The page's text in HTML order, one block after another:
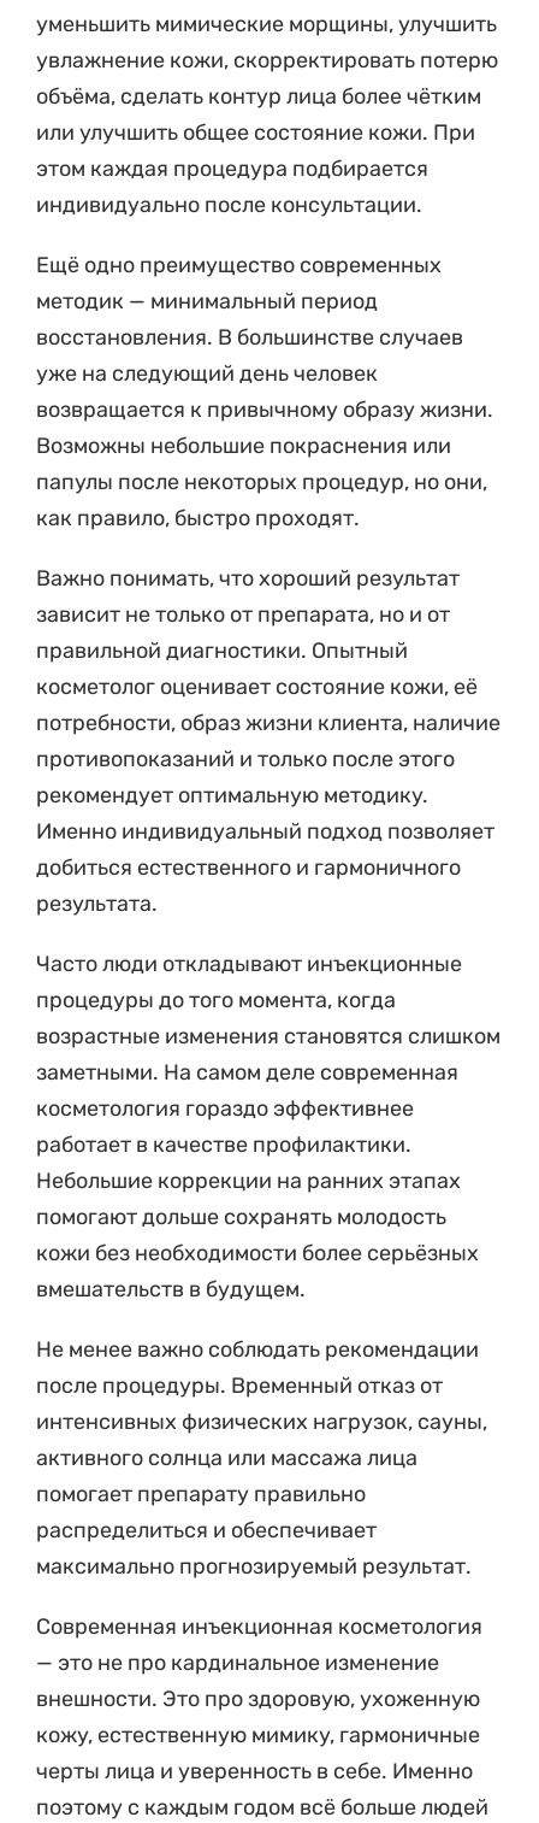
уменьшить мимические морщины, улучшить
увлажнение кожи, скорректировать потерю
объёма, сделать контур лица более чётким
или улучшить общее состояние кожи. При
этом каждая процедура подбирается
индивидуально после консультации.
Ещё одно преимущество современных
методик — минимальный период
восстановления. В большинстве случаев
уже на следующий день человек
возвращается к привычному образу жизни.
Возможны небольшие покраснения или
папулы после некоторых процедур, но они,
как правило, быстро проходят.
Важно понимать, что хороший результат
зависит не только от препарата, но и от
правильной диагностики. Опытный
косметолог оценивает состояние кожи, её
потребности, образ жизни клиента, наличие
противопоказаний и только после этого
рекомендует оптимальную методику.
Именно индивидуальный подход позволяет
добиться естественного и гармоничного
результата.
Часто люди откладывают инъекционные
процедуры до того момента, когда
возрастные изменения становятся слишком
заметными. На самом деле современная
косметология гораздо эффективнее
работает в качестве профилактики.
Небольшие коррекции на ранних этапах
помогают дольше сохранять молодость
кожи без необходимости более серьёзных
вмешательств в будущем.
Не менее важно соблюдать рекомендации
после процедуры. Временный отказ от
интенсивных физических нагрузок, сауны,
активного солнца или массажа лица
помогает препарату правильно
распределиться и обеспечивает
максимально прогнозируемый результат.
Современная инъекционная косметология
— это не про кардинальное изменение
внешности. Это про здоровую, ухоженную
кожу, естественную мимику, гармоничные
черты лица и уверенность в себе. Именно
поэтому с каждым годом всё больше людей